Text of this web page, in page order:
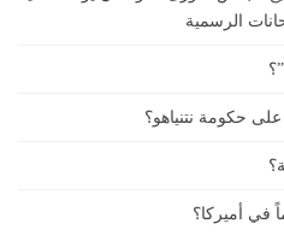
الرسمية
حكومة نتنياهو؟
في أميركا؟